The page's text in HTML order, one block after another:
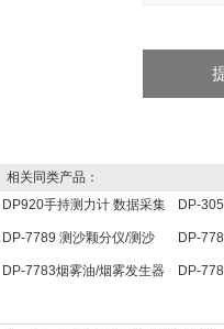
相关同类产品：
DP920手持测力计 数据采集
分析仪 压力传感器仪表
DP-
定仪
DP-7789 测沙颗分仪/测沙
颗分仪/ 测沙颗检测仪
DP-
点温度
DP-7783烟雾油/烟雾发生器
DP-